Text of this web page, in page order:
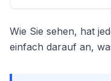
Wie Sie sehen, hat
einfach darauf an,